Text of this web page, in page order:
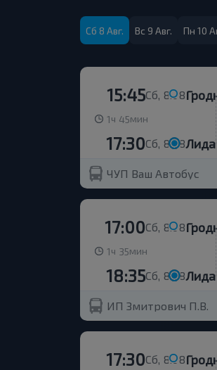
Сб 8 Авг. Вс 9 Авг. Пн 10
Сб, 8.08
15:45
1ч 45мин
Сб, 8.08
17:30 Лида
ЧУП Ваш Автобус
Сб, 8.08
17:00
1ч 35мин
Сб, 8.08
18:35 Лида
ИП Змитрович П.В.
Сб, 8.08
17:30